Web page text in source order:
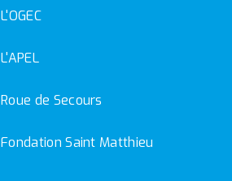
L'OGEC
L'APEL
Roue de Secours
Fondation Saint Matthieu